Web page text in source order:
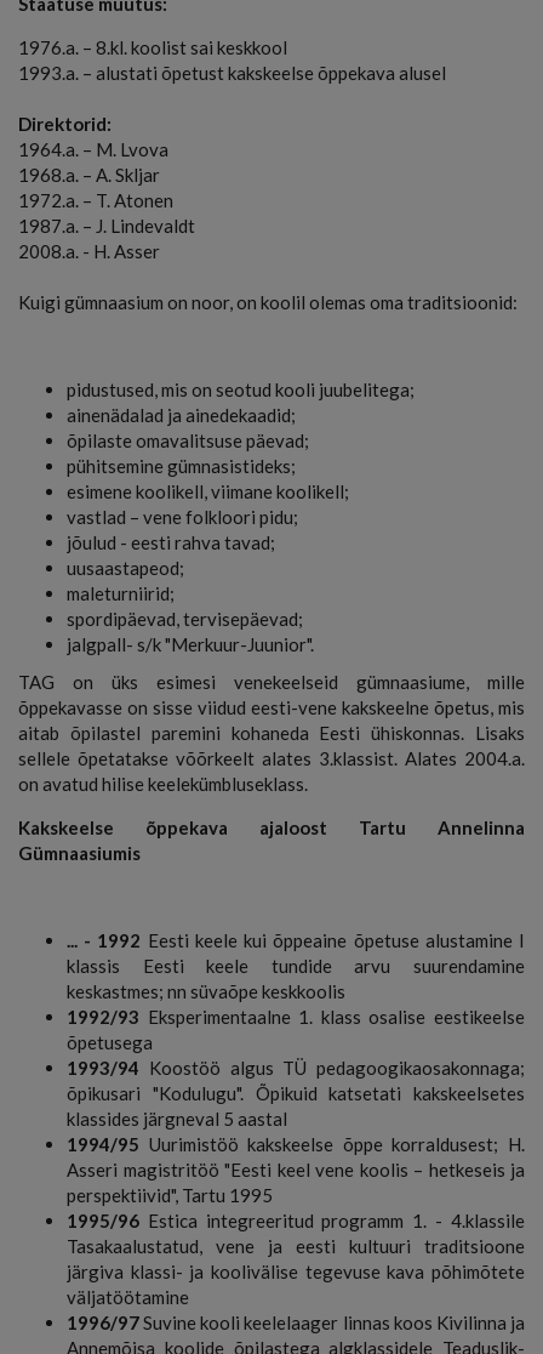
1976.a. – 8.kl. koolist sai keskkool
1993.a. – alustati õpetust kakskeelse õppekava alusel
Direktorid:
1964.a. – M. Lvova
1968.a. – A. Skljar
1972.a. – T. Atonen
1987.a. – J. Lindevaldt
2008.a. - H. Asser
Kuigi gümnaasium on noor, on koolil olemas oma traditsioonid:
pidustused, mis on seotud kooli juubelitega;
ainenädalad ja ainedekaadid;
õpilaste omavalitsuse päevad;
pühitsemine gümnasistideks;
esimene koolikell, viimane koolikell;
vastlad – vene folkloori pidu;
jõulud - eesti rahva tavad;
uusaastapeod;
maleturniirid;
spordipäevad, tervisepäevad;
jalgpall- s/k "Merkuur-Juunior".
TAG on üks esimesi venekeelseid gümnaasiume, mille
õppekavasse on sisse viidud eesti-vene kakskeelne õpetus, mis
aitab õpilastel paremini kohaneda Eesti ühiskonnas. Lisaks
sellele õpetatakse võõrkeelt alates 3.klassist. Alates 2004.a.
on avatud hilise keelekümbluseklass.
Kakskeelse õppekava ajaloost Tartu Annelinna
Gümnaasiumis
... - 1992 Eesti keele kui õppeaine õpetuse alustamine I
klassis Eesti keele tundide arvu suurendamine
keskastmes; nn süvaõpe keskkoolis
1992/93 Eksperimentaalne 1. klass osalise eestikeelse
õpetusega
1993/94 Koostöö algus TÜ pedagoogikaosakonnaga;
õpikusari "Kodulugu". Õpikuid katsetati kakskeelsetes
klassides järgneval 5 aastal
1994/95 Uurimistöö kakskeelse õppe korraldusest; H.
Asseri magistritöö "Eesti keel vene koolis – hetkeseis ja
perspektiivid", Tartu 1995
1995/96 Estica integreeritud programm 1. - 4.klassile
Tasakaalustatud, vene ja eesti kultuuri traditsioone
järgiva klassi- ja koolivälise tegevuse kava põhimõtete
väljatöötamine
1996/97Suvine kooli keelelaager linnas koos Kivilinna ja
Annemõisa koolide õpilastega algklassidele Teaduslik-